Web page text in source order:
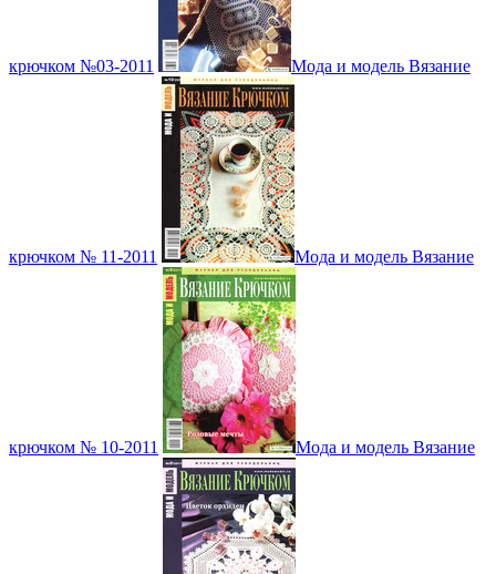
крючком №03-2011 Мода и модель Вязание
крючком № 11-2011 Мода и модель Вязание
крючком № 10-2011 Мода и модель Вязание